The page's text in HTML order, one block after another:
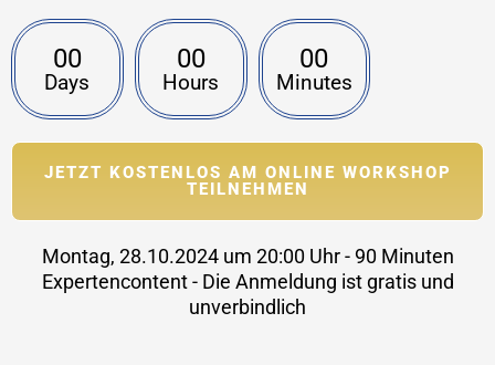
00
Days
00
Hours
00
Minutes
JETZT KOSTENLOS AM ONLINE WORKSHOP
TEILNEHMEN
Montag, 28.10.2024 um 20:00 Uhr - 90 Minuten
Expertencontent - Die Anmeldung ist gratis und
unverbindlich